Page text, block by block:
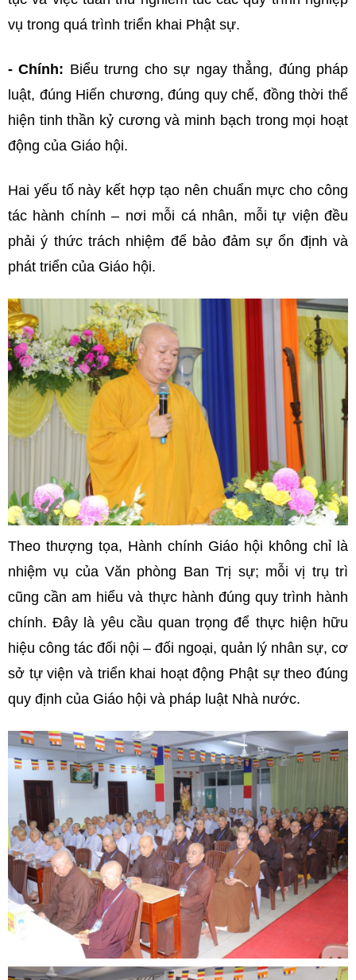
vụ trong quá trình triển khai Phật sự.
- Chính: Biểu trưng cho sự ngay thẳng, đúng pháp
luật, đúng Hiến chương, đúng quy chế, đồng thời thể
hiện tinh thần kỷ cương và minh bạch trong mọi hoạt
động của Giáo hội.
Hai yếu tố này kết hợp tạo nên chuẩn mực cho công
tác hành chính – nơi mỗi cá nhân, mỗi tự viện đều
phải ý thức trách nhiệm để bảo đảm sự ổn định và
phát triển của Giáo hội.
Theo thượng tọa, Hành chính Giáo hội không chỉ là
nhiệm vụ của Văn phòng Ban Trị sự; mỗi vị trụ trì
cũng cần am hiểu và thực hành đúng quy trình hành
chính. Đây là yêu cầu quan trọng để thực hiện hữu
hiệu công tác đối nội – đối ngoại, quản lý nhân sự, cơ
sở tự viện và triển khai hoạt động Phật sự theo đúng
quy định của Giáo hội và pháp luật Nhà nước.